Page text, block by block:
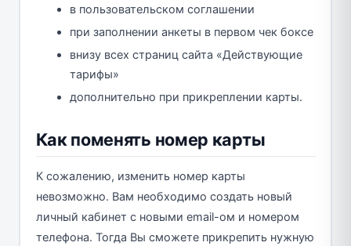
в пользовательском соглашении
при заполнении анкеты в первом чек боксе
внизу всех страниц сайта «Действующие
тарифы»
дополнительно при прикреплении карты.
Как поменять номер карты
К сожалению, изменить номер карты
невозможно. Вам необходимо создать новый
личный кабинет с новыми email-ом и номером
телефона. Тогда Вы сможете прикрепить нужную